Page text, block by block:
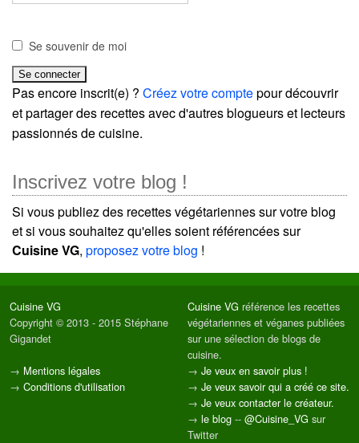
Se souvenir de moi
Pas encore inscrit(e) ? Créez votre comptepour découvrir
et partager des recettes avec d'autres blogueurs et lecteurs
passionnés de cuisine.
Inscrivez votre blog !
Si vous publiez des recettes végétariennes sur votre blog
et si vous souhaitez qu'elles soient référencées sur
Cuisine VG, proposez votre blog !
Cuisine VG
Copyright © 2013 - 2015 Stéphane
Gigandet
→ Mentions légales
→ Conditions d'utilisation
Cuisine VG référence les recettes
végétariennes et véganes publiées
sur une sélection de blogs de
cuisine.
→ Je veux en savoir plus !
→ Je veux savoir qui a créé ce site.
→ Je veux contacter le créateur.
→ le blog -- @Cuisine_VG sur
Twitter